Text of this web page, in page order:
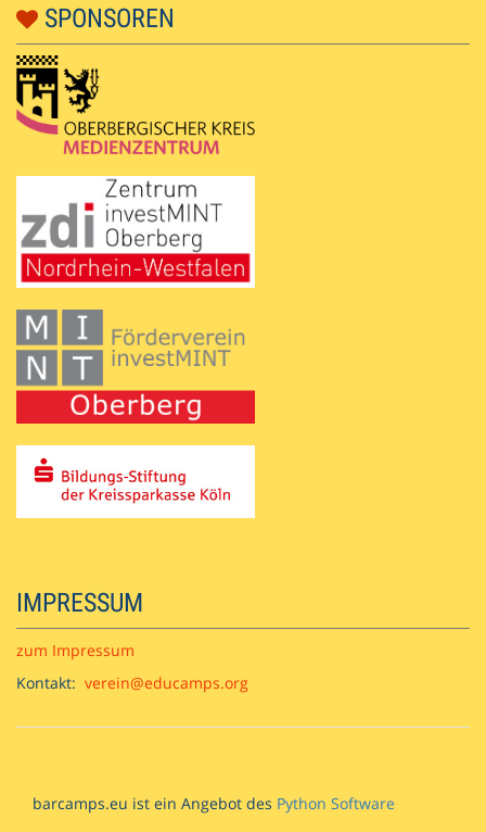
SPONSOREN
IMPRESSUM
zum Impressum
Kontakt: verein@educamps.org
barcamps.eu ist ein Angebot des Python Software